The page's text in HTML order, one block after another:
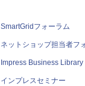
SmartGridフォーラム
ネットショップ担当者フ
Impress Business Library
インプレスセミナー